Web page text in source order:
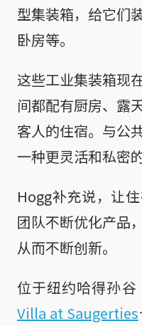
型集装箱，给它们
卧房等。
这些工业集装箱
间都配有厨房、露
客人的住宿。与公
一种更灵活和私密
Hogg补充说，让
团队不断优化产品
从而不断创新。
位于纽约哈得孙
Villa at Saugerties